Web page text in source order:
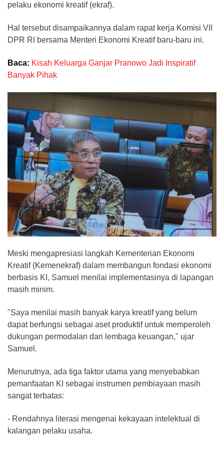
pelaku ekonomi kreatif (ekraf).
Hal tersebut disampaikannya dalam rapat kerja Komisi VII
DPR RI bersama Menteri Ekonomi Kreatif baru-baru ini.
Baca: Kisah Keluarga Ganjar Pranowo Jadi Inspiratif
Banyak Pihak
Meski mengapresiasi langkah Kementerian Ekonomi
Kreatif (Kemenekraf) dalam membangun fondasi ekonomi
berbasis KI, Samuel menilai implementasinya di lapangan
masih minim.
"Saya menilai masih banyak karya kreatif yang belum
dapat berfungsi sebagai aset produktif untuk memperoleh
dukungan permodalan dari lembaga keuangan," ujar
Samuel.
Menurutnya, ada tiga faktor utama yang menyebabkan
pemanfaatan KI sebagai instrumen pembiayaan masih
sangat terbatas:
- Rendahnya literasi mengenai kekayaan intelektual di
kalangan pelaku usaha.